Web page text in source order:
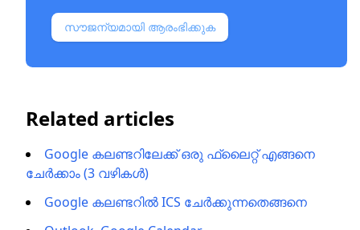
സൗജന്യമായി ആരംഭിക്കുക
Related articles
Google കലണ്ടറിലേക്ക് ഒരു ഫ്ലൈറ്റ് എങ്ങനെ
ചേർക്കാം (3 വഴികൾ)
Google കലണ്ടറിൽ ICS ചേർക്കുന്നതെങ്ങനെ